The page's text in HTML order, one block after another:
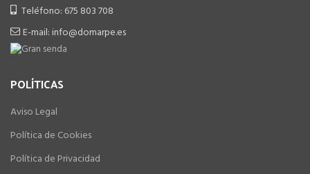
Teléfono: 675 803 708
E-mail: info@domarpe.es
POLÍTICAS
Aviso Legal
Política de Cookies
Política de Privacidad